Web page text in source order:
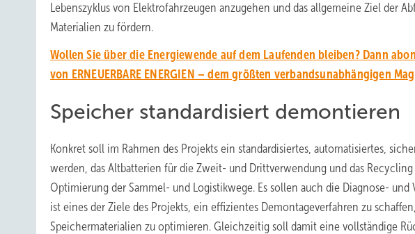
Lebenszyklus von Elektrofahrzeugen anzugehen und das allgemeine Ziel der
Materialien zu fördern.
Wollen Sie über die Energiewende auf dem Laufenden bleiben? Dann
von ERNEUERBARE ENERGIEN – dem größten verbandsunabhängigen
Speicher standardisiert demontieren
Konkret soll im Rahmen des Projekts ein standardisiertes, automatisiertes,
werden, das Altbatterien für die Zweit- und Drittverwendung und das
Optimierung der Sammel- und Logistikwege. Es sollen auch die Diagnose-
ist eines der Ziele des Projekts, ein effizientes Demontageverfahren zu
Speichermaterialien zu optimieren. Gleichzeitig soll damit eine vollständige